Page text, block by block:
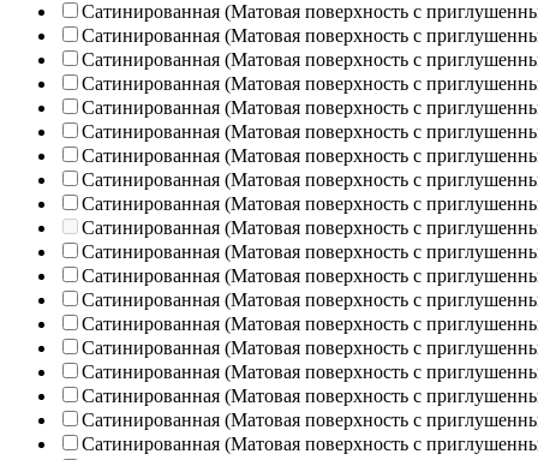
Сатинированная (Матовая поверхность с
Сатинированная (Матовая поверхность с
Сатинированная (Матовая поверхность с
Сатинированная (Матовая поверхность с
Сатинированная (Матовая поверхность с
Сатинированная (Матовая поверхность с
Сатинированная (Матовая поверхность с
Сатинированная (Матовая поверхность с
Сатинированная (Матовая поверхность с
Сатинированная (Матовая поверхность с
Сатинированная (Матовая поверхность с
Сатинированная (Матовая поверхность с
Сатинированная (Матовая поверхность с
Сатинированная (Матовая поверхность с
Сатинированная (Матовая поверхность с
Сатинированная (Матовая поверхность с
Сатинированная (Матовая поверхность с
Сатинированная (Матовая поверхность с
Сатинированная (Матовая поверхность с